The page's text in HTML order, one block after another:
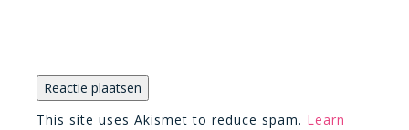
This site uses Akismet to reduce spam. Learn